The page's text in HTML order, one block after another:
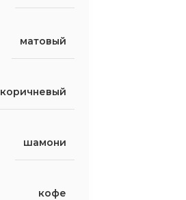
матовый
коричневый
шамони
кофе